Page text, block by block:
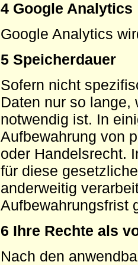
4 Google Analytics
Google Analytics
5 Speicherdauer
Sofern nicht
Daten nur so lange,
notwendig ist. In
Aufbewahrung von
oder Handelsrecht.
für diese
anderweitig
Aufbewahrungsfrist
6 Ihre Rechte als
Nach den